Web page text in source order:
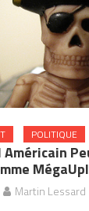
POLITIQUE
Américain
Martin Lessard